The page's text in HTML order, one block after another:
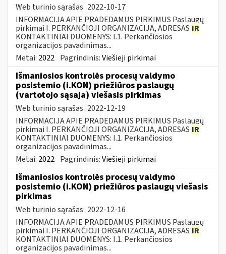
Web turinio sąrašas 2022-10-17
INFORMACIJA APIE PRADEDAMUS PIRKIMUS Paslaugų
pirkimai I. PERKANČIOJI ORGANIZACIJA, ADRESAS IR
KONTAKTINIAI DUOMENYS: I.1. Perkančiosios
organizacijos pavadinimas...
Metai: 2022 Pagrindinis:Viešieji pirkimai
Išmaniosios kontrolės procesų valdymo
posistemio (i.KON) priežiūros paslaugų
(vartotojo sąsaja) viešasis pirkimas
Web turinio sąrašas 2022-12-19
INFORMACIJA APIE PRADEDAMUS PIRKIMUS Paslaugų
pirkimai I. PERKANČIOJI ORGANIZACIJA, ADRESAS IR
KONTAKTINIAI DUOMENYS: I.1. Perkančiosios
organizacijos pavadinimas...
Metai: 2022 Pagrindinis:Viešieji pirkimai
Išmaniosios kontrolės procesų valdymo
posistemio (i.KON) priežiūros paslaugų viešasis
pirkimas
Web turinio sąrašas 2022-12-16
INFORMACIJA APIE PRADEDAMUS PIRKIMUS Paslaugų
pirkimai I. PERKANČIOJI ORGANIZACIJA, ADRESAS IR
KONTAKTINIAI DUOMENYS: I.1. Perkančiosios
organizacijos pavadinimas...